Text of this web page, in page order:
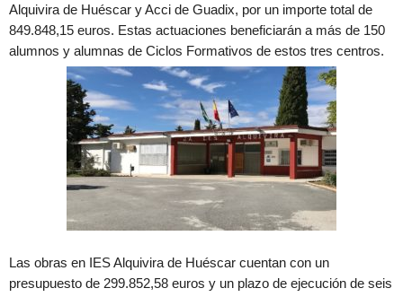
Alquivira de Huéscar y Acci de Guadix, por un importe total de
849.848,15 euros. Estas actuaciones beneficiarán a más de 150
alumnos y alumnas de Ciclos Formativos de estos tres centros.
Las obras en IES Alquivira de Huéscar cuentan con un
presupuesto de 299.852,58 euros y un plazo de ejecución de seis